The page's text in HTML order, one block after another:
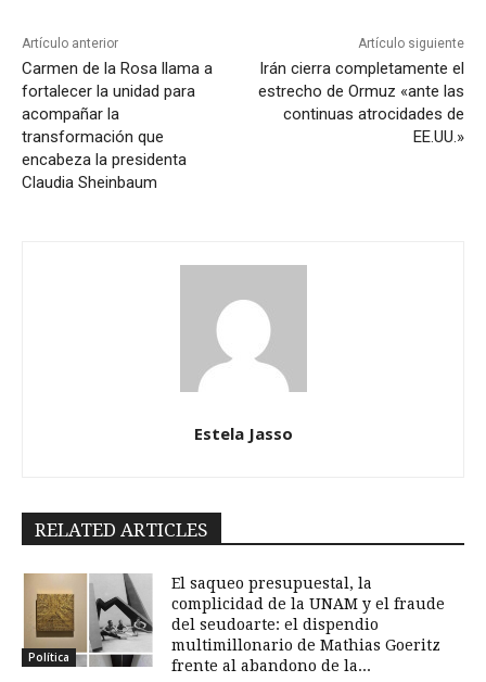
Artículo anterior
Carmen de la Rosa llama a
fortalecer la unidad para
acompañar la
transformación que
encabeza la presidenta
Claudia Sheinbaum
Artículo siguiente
Irán cierra completamente el
estrecho de Ormuz «ante las
continuas atrocidades de
EE.UU.»
Estela Jasso
RELATED ARTICLES
Política
El saqueo presupuestal, la
complicidad de la UNAM y el fraude
del seudoarte: el dispendio
multimillonario de Mathias Goeritz
frente al abandono de la...